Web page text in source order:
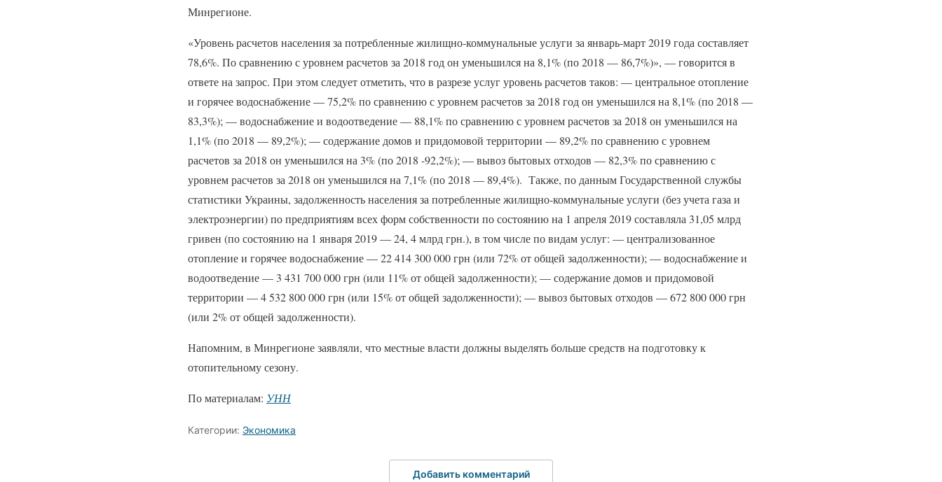
Минрегионе.
«Уровень расчетов населения за потребленные жилищно-коммунальные услуги за январь-март 2019 года составляет
78,6%. По сравнению с уровнем расчетов за 2018 год он уменьшился на 8,1% (по 2018 — 86,7%)», — говорится в
ответе на запрос. При этом следует отметить, что в разрезе услуг уровень расчетов таков: — центральное отопление
и горячее водоснабжение — 75,2% по сравнению с уровнем расчетов за 2018 год он уменьшился на 8,1% (по 2018 —
83,3%); — водоснабжение и водоотведение — 88,1% по сравнению с уровнем расчетов за 2018 он уменьшился на
1,1% (по 2018 — 89,2%); — содержание домов и придомовой территории — 89,2% по сравнению с уровнем
расчетов за 2018 он уменьшился на 3% (по 2018 -92,2%); — вывоз бытовых отходов — 82,3% по сравнению с
уровнем расчетов за 2018 он уменьшился на 7,1% (по 2018 — 89,4%). Также, по данным Государственной службы
статистики Украины, задолженность населения за потребленные жилищно-коммунальные услуги (без учета газа и
электроэнергии) по предприятиям всех форм собственности по состоянию на 1 апреля 2019 составляла 31,05 млрд
гривен (по состоянию на 1 января 2019 — 24, 4 млрд грн.), в том числе по видам услуг: — централизованное
отопление и горячее водоснабжение — 22 414 300 000 грн (или 72% от общей задолженности); — водоснабжение и
водоотведение — 3 431 700 000 грн (или 11% от общей задолженности); — содержание домов и придомовой
территории — 4 532 800 000 грн (или 15% от общей задолженности); — вывоз бытовых отходов — 672 800 000 грн
(или 2% от общей задолженности).
Напомним, в Минрегионе заявляли, что местные власти должны выделять больше средств на подготовку к
отопительному сезону.
По материалам: УНН
Категории: Экономика
Добавить комментарий